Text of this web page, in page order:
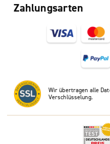
Zahlungsarten
Wir übertragen alle
Verschlüsselung.